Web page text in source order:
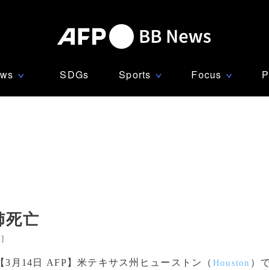
∨ SDGs Sports ∨ Focus ∨
死亡
]
【3月14日 AFP】米テキサス州ヒューストン（ Houston ）